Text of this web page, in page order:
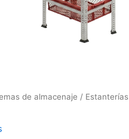
de almacenaje / Estanterías